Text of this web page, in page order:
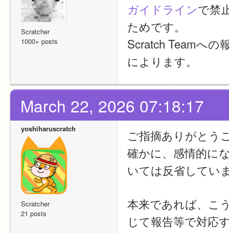
Scratcher
1000+ posts
ガイドラインで禁
ためです。
Scratch Teamへの
によります。
March 22, 2026 07:18:17
yoshiharuscratch
Scratcher
21 posts
ご指摘ありがとう
確かに、感情的に
いては反省してい
本来であれば、こ
じて報告等で対応